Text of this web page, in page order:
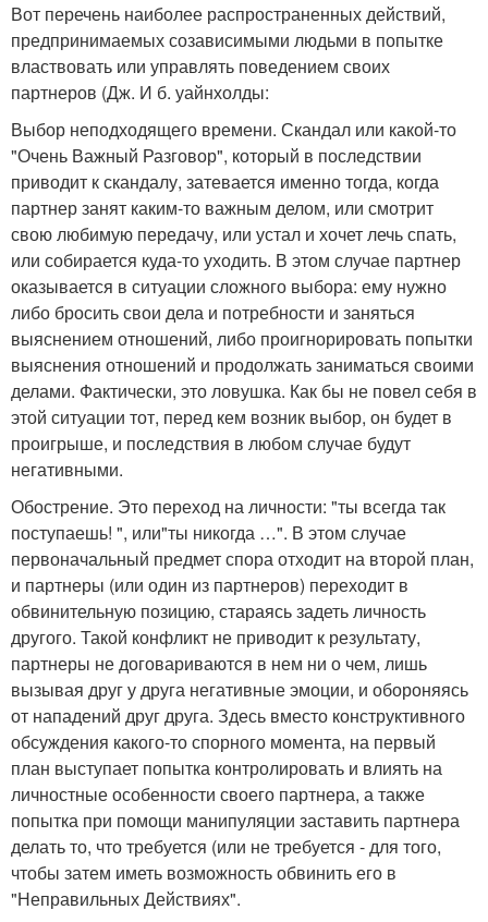
Вот перечень наиболее распространенных действий,
предпринимаемых созависимыми людьми в попытке
властвовать или управлять поведением своих
партнеров (Дж. И б. уайнхолды:
Выбор неподходящего времени. Скандал или какой-то
"Очень Важный Разговор", который в последствии
приводит к скандалу, затевается именно тогда, когда
партнер занят каким-то важным делом, или смотрит
свою любимую передачу, или устал и хочет лечь спать,
или собирается куда-то уходить. В этом случае партнер
оказывается в ситуации сложного выбора: ему нужно
либо бросить свои дела и потребности и заняться
выяснением отношений, либо проигнорировать попытки
выяснения отношений и продолжать заниматься своими
делами. Фактически, это ловушка. Как бы не повел себя в
этой ситуации тот, перед кем возник выбор, он будет в
проигрыше, и последствия в любом случае будут
негативными.
Обострение. Это переход на личности: "ты всегда так
поступаешь! ", или"ты никогда …". В этом случае
первоначальный предмет спора отходит на второй план,
и партнеры (или один из партнеров) переходит в
обвинительную позицию, стараясь задеть личность
другого. Такой конфликт не приводит к результату,
партнеры не договариваются в нем ни о чем, лишь
вызывая друг у друга негативные эмоции, и обороняясь
от нападений друг друга. Здесь вместо конструктивного
обсуждения какого-то спорного момента, на первый
план выступает попытка контролировать и влиять на
личностные особенности своего партнера, а также
попытка при помощи манипуляции заставить партнера
делать то, что требуется (или не требуется - для того,
чтобы затем иметь возможность обвинить его в
"Неправильных Действиях".